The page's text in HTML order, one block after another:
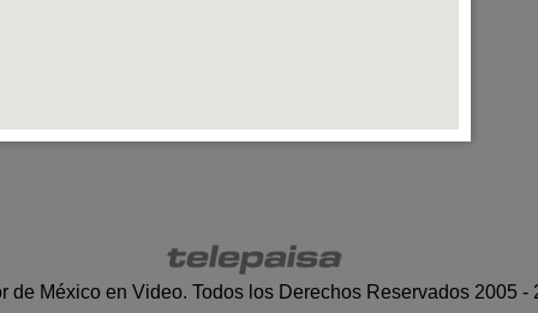
de México en Video. Todos los Derechos Reservados 2005 -